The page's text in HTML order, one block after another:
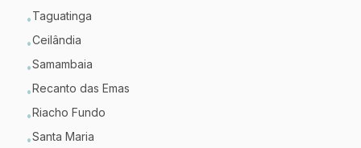
•Taguatinga
•Ceilândia
•Samambaia
•Recanto das Emas
•Riacho Fundo
•Santa Maria